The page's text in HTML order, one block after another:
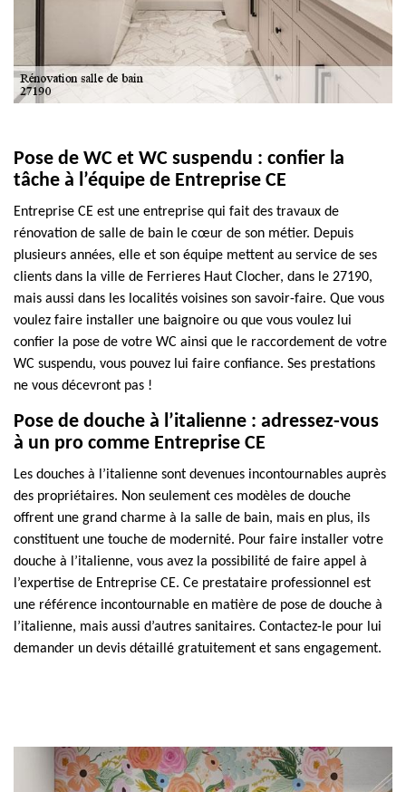
Pose de WC et WC suspendu : confier la
tâche à l’équipe de Entreprise CE
Entreprise CE est une entreprise qui fait des travaux de
rénovation de salle de bain le cœur de son métier. Depuis
plusieurs années, elle et son équipe mettent au service de ses
clients dans la ville de Ferrieres Haut Clocher, dans le 27190,
mais aussi dans les localités voisines son savoir-faire. Que vous
voulez faire installer une baignoire ou que vous voulez lui
confier la pose de votre WC ainsi que le raccordement de votre
WC suspendu, vous pouvez lui faire confiance. Ses prestations
ne vous décevront pas !
Pose de douche à l’italienne : adressez-vous
à un pro comme Entreprise CE
Les douches à l’italienne sont devenues incontournables auprès
des propriétaires. Non seulement ces modèles de douche
offrent une grand charme à la salle de bain, mais en plus, ils
constituent une touche de modernité. Pour faire installer votre
douche à l’italienne, vous avez la possibilité de faire appel à
l’expertise de Entreprise CE. Ce prestataire professionnel est
une référence incontournable en matière de pose de douche à
l’italienne, mais aussi d’autres sanitaires. Contactez-le pour lui
demander un devis détaillé gratuitement et sans engagement.